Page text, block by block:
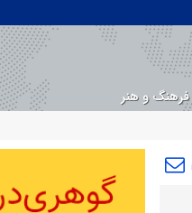
فرهنگ و هنر